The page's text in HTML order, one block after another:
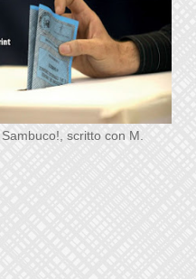
scritto con M.